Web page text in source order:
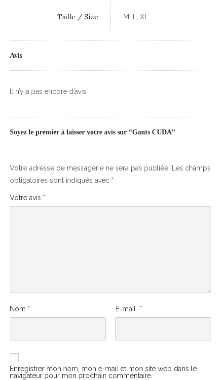
Taille / Size M, L, XL
Avis
Il n’y a pas encore d’avis.
Soyez le premier à laisser votre avis sur “Gants CUDA”
Votre adresse de messagerie ne sera pas publiée.
Les champs
obligatoires sont indiqués avec *
Votre avis *
Nom * E-mail *
Enregistrer mon nom, mon e-mail et mon site web dans le
navigateur pour mon prochain commentaire.